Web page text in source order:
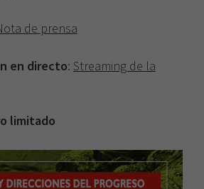
de prensa
en directo: Streaming de la
limitado